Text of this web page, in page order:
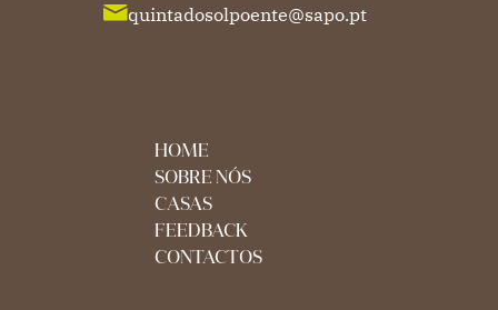
quintadosolpoente@sapo.pt
HOME
SOBRE NÓS
CASAS
FEEDBACK
CONTACTOS